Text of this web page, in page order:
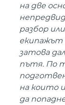
на две
разбор
екипажът
затова
пътя. По
на които
да